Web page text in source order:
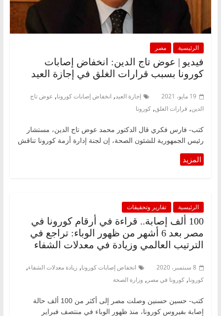
الرئيسية مصر
فيديو | عوض تاج الدين: انخفاض إصابات
كورونا بسبب قرارات الغلق في إجازة العيد
19 مايو، 2021 إجازة العيد, انخفاض إصابات كورونا, عوض تاج
الدين, قرارات الغلق, كورونا
كتب- فارس فكري قال الدكتور محمد عوض تاج الدين، مستشار
رئيس الجمهورية للشئون الصحة، إن لجنة إدارة أزمة كورونا تناقش
الرئيسية تقارير وتحقيقات
100 ألف إصابة.. قراءة في أرقام كورونا في
مصر بعد 6 أشهر من ظهور الوباء: تراجع في
الترتيب العالمي وزيادة في معدلات الشفاء
8 سبتمبر، 2020 انخفاض إصابات كورونا, زيادة معدلات الشفاء,
كورونا, كورونا في مصر , وزارة الصحة
كتب- حسين حسنين وصلت مصر إلى أكثر من 100 ألف حالة
إصابة بفيروس كورونا، منذ ظهور الوباء في منتصف فبراير